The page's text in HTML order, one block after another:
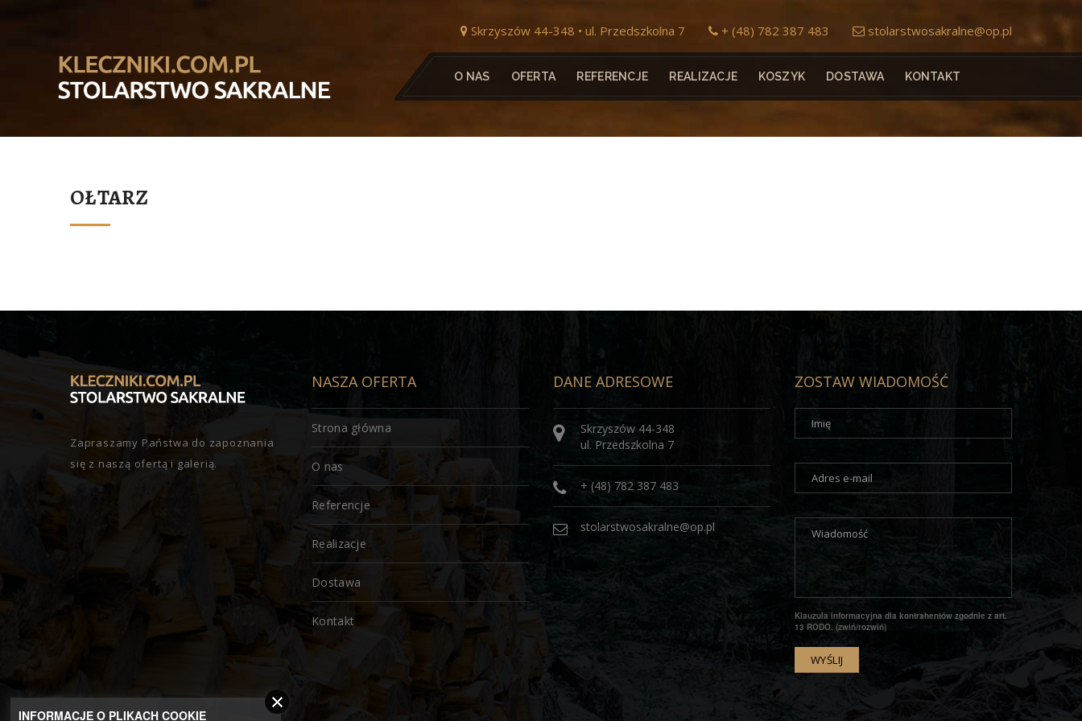
INFORMACJE O PLIKACH COOKIE
Skrzyszów 44-348 • ul. Przedszkolna 7 + (48) 782 387 483 stolarstwosakralne@op.pl
O NAS OFERTA REFERENCJE REALIZACJE KOSZYK DOSTAWA KONTAKT
OŁTARZ
Zapraszamy Państwa do zapoznania
się z naszą ofertą i galerią.
NASZA OFERTA
Strona główna
O nas
Referencje
Realizacje
Dostawa
Kontakt
DANE ADRESOWE
Skrzyszów 44-348
ul. Przedszkolna 7
+ (48) 782 387 483
stolarstwosakralne@op.pl
ZOSTAW WIADOMOŚĆ
Klauzula informacyjna dla kontrahentów zgodnie z art.
13 RODO. (zwiń/rozwiń)